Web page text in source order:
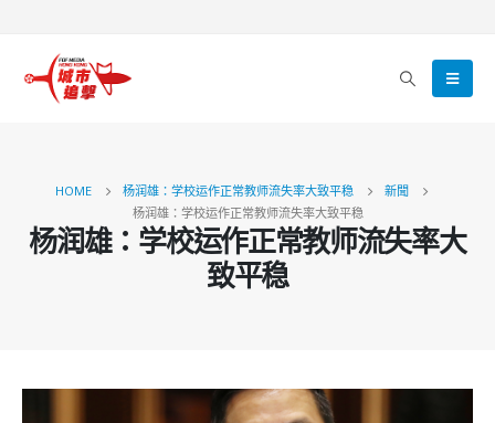
HOME 杨润雄：学校运作正常教师流失率大致平稳
新聞
杨润雄：学校运作正常教师流失率大致平稳
杨润雄：学校运作正常教师流失率大
致平稳